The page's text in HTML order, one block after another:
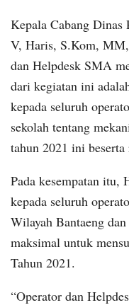
Kepala Cabang
V, Haris, S.Kom,
dan Helpdesk SMA
dari kegiatan ini
kepada seluruh
sekolah tentang
tahun 2021 ini
Pada kesempatan itu,
kepada seluruh
Wilayah Bantaeng
maksimal untuk
Tahun 2021.
“Operator dan